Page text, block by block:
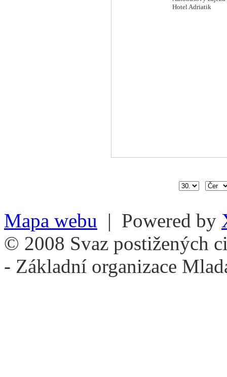
Hotel Adriatik
Mapa webu | Powered by
© 2008 Svaz postižených
- Základní organizace